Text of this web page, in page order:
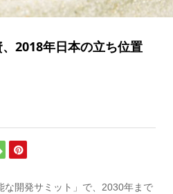
2018年日本の立ち位置
な開発サミット」で、2030年まで